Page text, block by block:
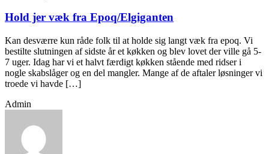
Hold jer væk fra Epoq/Elgiganten
Kan desværre kun råde folk til at holde sig langt væk fra epoq. Vi
bestilte slutningen af sidste år et køkken og blev lovet der ville gå 5-
7 uger. Idag har vi et halvt færdigt køkken stående med ridser i
nogle skabslåger og en del mangler. Mange af de aftaler løsninger vi
troede vi havde […]
Admin